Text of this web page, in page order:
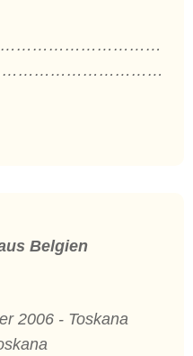
Belgien
2006 - Toskana